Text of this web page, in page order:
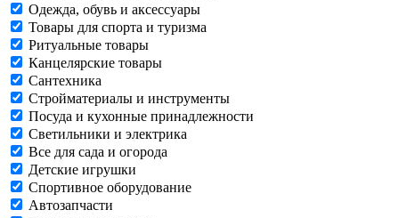
Одежда, обувь и аксессуары
Товары для спорта и туризма
Ритуальные товары
Канцелярские товары
Сантехника
Стройматериалы и инструменты
Посуда и кухонные принадлежности
Светильники и электрика
Все для сада и огорода
Детские игрушки
Спортивное оборудование
Автозапчасти